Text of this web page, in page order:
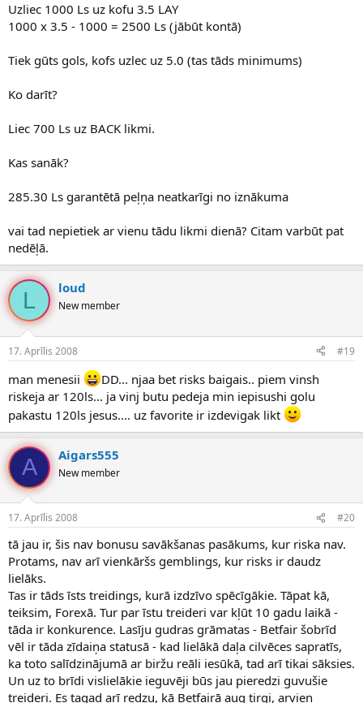
Uzliec 1000 Ls uz kofu 3.5 LAY
1000 x 3.5 - 1000 = 2500 Ls (jābūt kontā)
Tiek gūts gols, kofs uzlec uz 5.0 (tas tāds minimums)
Ko darīt?
Liec 700 Ls uz BACK likmi.
Kas sanāk?
285.30 Ls garantētā peļņa neatkarīgi no iznākuma
vai tad nepietiek ar vienu tādu likmi dienā? Citam varbūt pat
nedēļā.
L loud
New member
17. Aprīlis 2008 #19
man menesii
DD... njaa bet risks baigais.. piem vinsh
riskeja ar 120ls... ja vinj butu pedeja min iepisushi golu
pakastu 120ls jesus.... uz favorite ir izdevigak likt
A Aigars555
New member
17. Aprīlis 2008 #20
tā jau ir, šis nav bonusu savākšanas pasākums, kur riska nav.
Protams, nav arī vienkāršs gemblings, kur risks ir daudz
lielāks.
Tas ir tāds īsts treidings, kurā izdzīvo spēcīgākie. Tāpat kā,
teiksim, Forexā. Tur par īstu treideri var kļūt 10 gadu laikā -
tāda ir konkurence. Lasīju gudras grāmatas - Betfair šobrīd
vēl ir tāda zīdaiņa statusā - kad lielākā daļa cilvēces sapratīs,
ka toto salīdzinājumā ar biržu reāli iesūkā, tad arī tikai sāksies.
Un uz to brīdi vislielākie ieguvēji būs jau pieredzi guvušie
treideri. Es tagad arī redzu, kā Betfairā aug tirgi, arvien